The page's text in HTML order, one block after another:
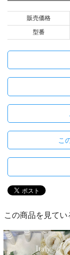
販売価格
型番
こ
この商品を見て